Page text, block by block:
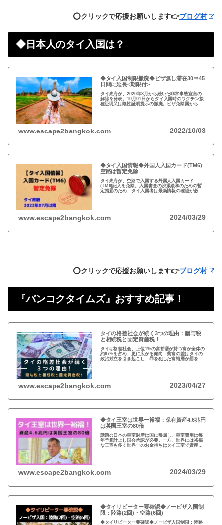
⭕️クリックで応援お願いします👉ブログ村
◆日本人のタイ入国は？
◆タイ入国制限撤廃◆ビザ無し滞在30⇒45
日間に延長<期限付>
タイ政府が、2020年3月から続いた非常事態宣言の
解除を発表。10月01日からタイ入国時のワクチン接
種証明又は陰性証明提示の撤廃。ビザ免除国からの
www.escape2bangkok.com 2022/10/03
◆タイ入国情報◆外国人入国カード(TM6)
空路は暫定免除
タイ政府が、空路で入国する外国人入国カード
(TM6)記入を免除。入国審査の渋滞緩和のための暫
定措置のため、タイ入国者は最新情報の確認が必
www.escape2bangkok.com 2024/03/29
⭕️クリックで応援お願いします👉ブログ村
『バンコクタイムズ』おすすめ記事！
タイの格差社会が続く3つの理由：贈与税
と相続税と固定資産税！
タイは格差社会、上位1%の富裕層が持つ富が全体の
約67%を占め、更に広がる傾向…貧富の差はタイの
政治対立を引き起こし、罪を犯した富裕層が罰を免
www.escape2bangkok.com 2023/04/27
◆タイ王室は世界一裕福：保有資産4.6兆円
は英国王室の80倍
話題の日本の皇室財産は国に帰属し、皇室費用は毎
年予算計上し国会承認が必要。一方、世界には裕福
な王室も多く世界一のお金持ちはタイ王室で資産は
www.escape2bangkok.com 2024/03/29
◆タイリピーター要確認◆ノービザ入国制
限：陸路(2回)・空路(6回)
◆タイリピーター要確認◆ノービザ入国制限：陸路